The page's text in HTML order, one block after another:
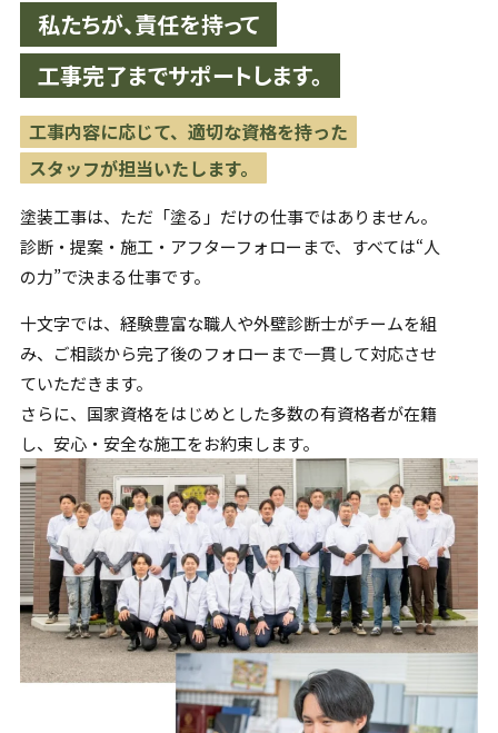
私たちが、責任を持って
工事完了までサポートします。
工事内容に応じて、適切な資格を持った
スタッフが担当いたします。
塗装工事は、ただ「塗る」だけの仕事ではありません。
診断・提案・施工・アフターフォローまで、すべては“人
の力”で決まる仕事です。
十文字では、経験豊富な職人や外壁診断士がチームを組
み、 ご相談から完了後のフォローまで一貫して対応させ
ていただきます。
さらに、国家資格をはじめとした多数の有資格者が在籍
し、 安心・安全な施工をお約束します。